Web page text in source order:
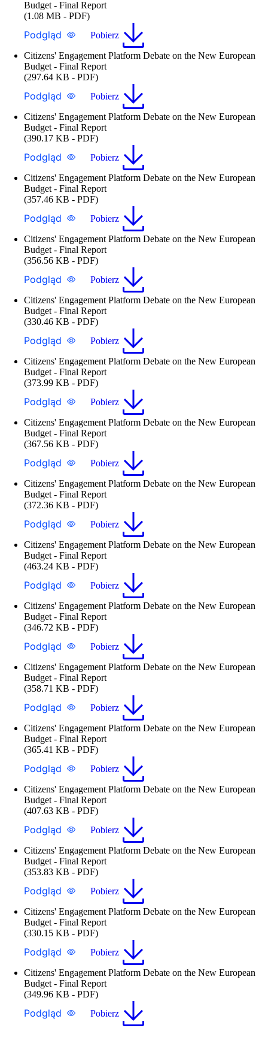
Budget - Final Report
(1.08 MB - PDF)
Podgląd Pobierz
Citizens' Engagement Platform Debate on the New European
Budget - Final Report
(297.64 KB - PDF)
Podgląd Pobierz
Citizens' Engagement Platform Debate on the New European
Budget - Final Report
(390.17 KB - PDF)
Podgląd Pobierz
Citizens' Engagement Platform Debate on the New European
Budget - Final Report
(357.46 KB - PDF)
Podgląd Pobierz
Citizens' Engagement Platform Debate on the New European
Budget - Final Report
(356.56 KB - PDF)
Podgląd Pobierz
Citizens' Engagement Platform Debate on the New European
Budget - Final Report
(330.46 KB - PDF)
Podgląd Pobierz
Citizens' Engagement Platform Debate on the New European
Budget - Final Report
(373.99 KB - PDF)
Podgląd Pobierz
Citizens' Engagement Platform Debate on the New European
Budget - Final Report
(367.56 KB - PDF)
Podgląd Pobierz
Citizens' Engagement Platform Debate on the New European
Budget - Final Report
(372.36 KB - PDF)
Podgląd Pobierz
Citizens' Engagement Platform Debate on the New European
Budget - Final Report
(463.24 KB - PDF)
Podgląd Pobierz
Citizens' Engagement Platform Debate on the New European
Budget - Final Report
(346.72 KB - PDF)
Podgląd Pobierz
Citizens' Engagement Platform Debate on the New European
Budget - Final Report
(358.71 KB - PDF)
Podgląd Pobierz
Citizens' Engagement Platform Debate on the New European
Budget - Final Report
(365.41 KB - PDF)
Podgląd Pobierz
Citizens' Engagement Platform Debate on the New European
Budget - Final Report
(407.63 KB - PDF)
Podgląd Pobierz
Citizens' Engagement Platform Debate on the New European
Budget - Final Report
(353.83 KB - PDF)
Podgląd Pobierz
Citizens' Engagement Platform Debate on the New European
Budget - Final Report
(330.15 KB - PDF)
Podgląd Pobierz
Citizens' Engagement Platform Debate on the New European
Budget - Final Report
(349.96 KB - PDF)
Podgląd Pobierz